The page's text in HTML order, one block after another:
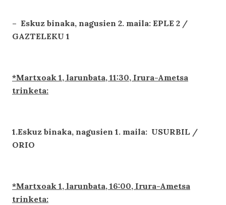
– Eskuz binaka, nagusien 2. maila: EPLE 2 /
GAZTELEKU 1
*Martxoak 1, larunbata, 11:30, Irura-Ametsa
trinketa:
1.Eskuz binaka, nagusien 1. maila: USURBIL /
ORIO
*Martxoak 1, larunbata, 16:00, Irura-Ametsa
trinketa: